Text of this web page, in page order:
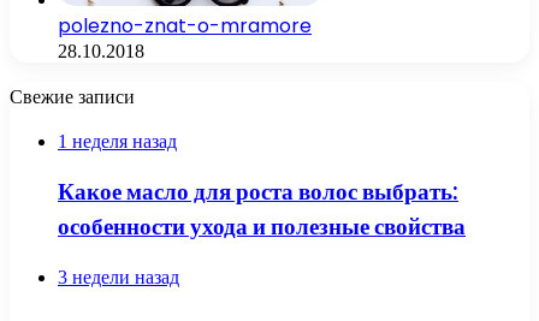
polezno-znat-o-mramore
28.10.2018
Свежие записи
1 неделя назад
Какое масло для роста волос выбрать:
особенности ухода и полезные свойства
3 недели назад